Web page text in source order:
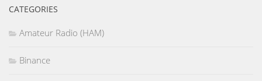
CATEGORIES
Amateur Radio (HAM)
Binance